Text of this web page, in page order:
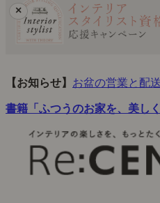
×
【お知らせ】 お盆の営業と配
書籍「ふつうのお家を、美し